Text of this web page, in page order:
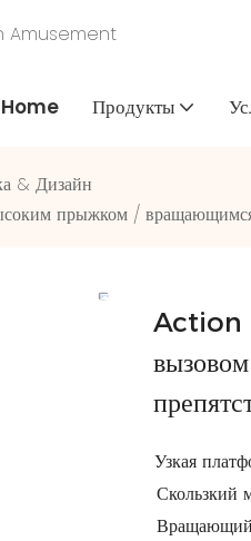
Amusement
Home Продукты
& Дизайн
прыжком /
Action
Узкая
Скользкий